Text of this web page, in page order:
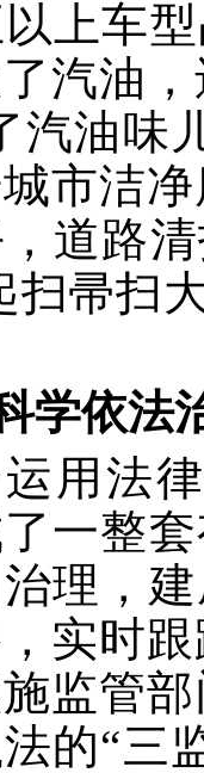
上车
汽油
汽油味
市洁
道路
扫帚扫
学依
用法
一整
理，
实时
监管
的“三